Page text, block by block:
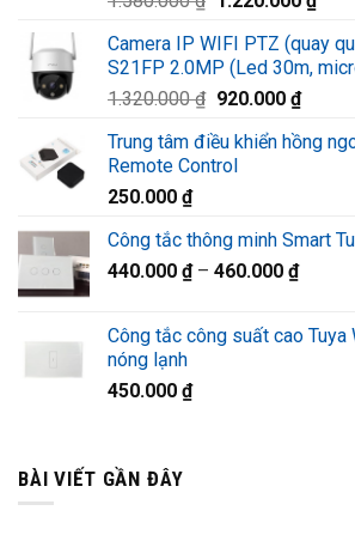
là:
1.580.000 ₫.
tại
là:
Camera IP WIFI PTZ (quay
S21FP 2.0MP (Led 30m,
1.320.000₫ Giá
là:
1.320.000 ₫.
920.000 ₫Giá
tại
Trung tâm điều khiển hồng
Remote Control
250.000 ₫
Công tắc thông minh Smart
440.000 ₫– 460.000 ₫
Công tắc công suất cao
nóng lạnh
450.000 ₫
BÀI VIẾT GẦN ĐÂY